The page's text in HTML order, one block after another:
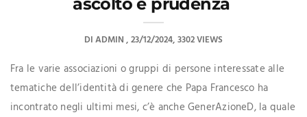
DIADMIN 23/12/2024 3302 VIEWS
Fra le varie associazioni o gruppi di persone interessate alle
tematiche dell’identità di genere che Papa Francesco ha
incontrato negli ultimi mesi, c’è anche GenerAzioneD, la quale